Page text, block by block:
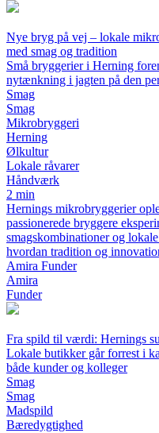
Nye bryg på vej – lokale
med smag og tradition
Små bryggerier i Herning
nytænkning i jagten på den
Smag
Smag
Mikrobryggeri
Herning
Ølkultur
Lokale råvarer
Håndværk
2 min
Hernings mikrobryggerier
passionerede bryggere
smagskombinationer og
hvordan tradition og
Amira Funder
Amira
Funder
Fra spild til værdi: Hernings
Lokale butikker går forrest i
både kunder og kolleger
Smag
Smag
Madspild
Bæredygtighed